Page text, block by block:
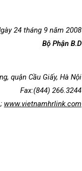
24 tháng 9 năm 2008
Bộ Phận B.D
quận Cầu Giấy, Hà Nội
Fax:(844) 266.3244
; www.vietnamhrlink.com